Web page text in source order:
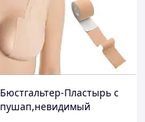
Бюстгальтер-Пластырь с
пушап,невидимый